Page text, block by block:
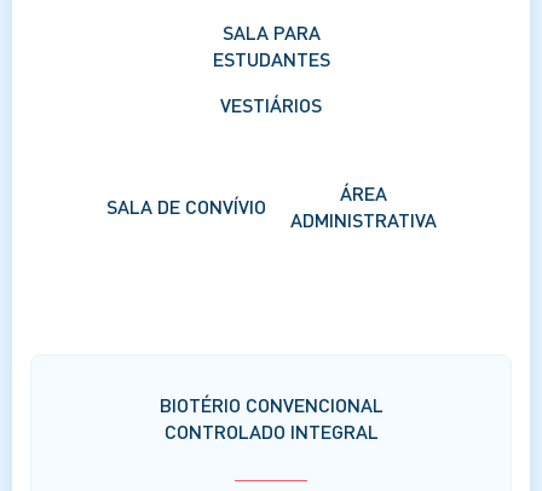
SALA PARA
ESTUDANTES
VESTIÁRIOS
SALA DE CONVÍVIO
ÁREA
ADMINISTRATIVA
BIOTÉRIO CONVENCIONAL
CONTROLADO INTEGRAL